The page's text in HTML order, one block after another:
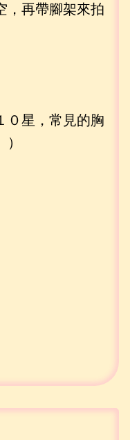
，再帶腳架來拍
星，常見的胸